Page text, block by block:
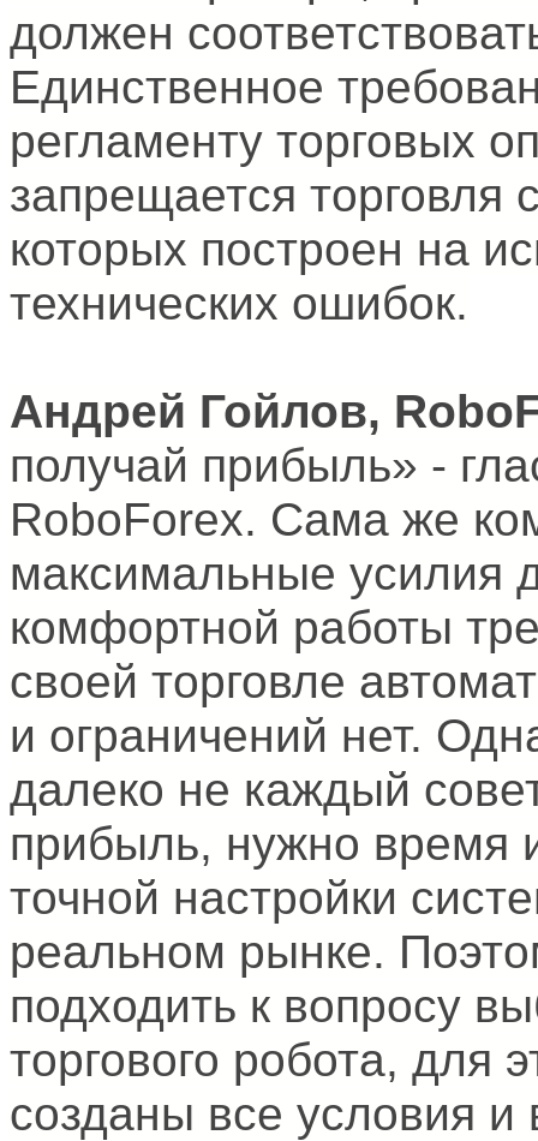
должен
Единственное
регламенту торговых
запрещается торговля
которых построен на
технических ошибок.
Андрей Гойлов,
получай прибыль» -
RoboForex. Сама же
максимальные усилия
комфортной работы
своей торговле
и ограничений нет.
далеко не каждый
прибыль, нужно время
точной настройки
реальном рынке.
подходить к вопросу
торгового робота, для
созданы все условия и